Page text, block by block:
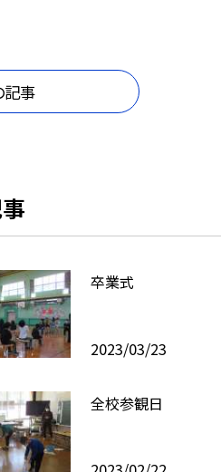
記事
卒業式
2023/03/23
全校参観日